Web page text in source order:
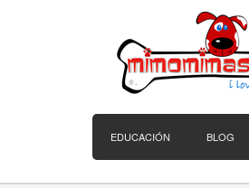
EDUCACIÓN BLOG